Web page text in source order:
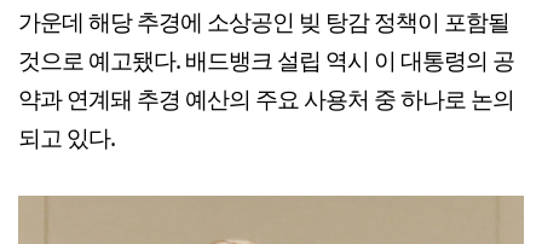
가운데 해당 추경에 소상공인 빚 탕감 정책이 포함될
것으로 예고됐다. 배드뱅크 설립 역시 이 대통령의 공
약과 연계돼 추경 예산의 주요 사용처 중 하나로 논의
되고 있다.